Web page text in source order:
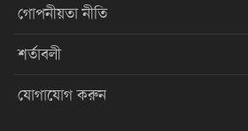
গোপনীয়তা নীতি
শর্তাবলী
যোগাযোগ করুন